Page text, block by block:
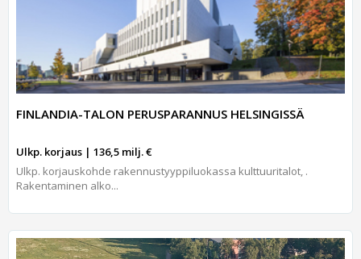
FINLANDIA-TALON PERUSPARANNUS HELSINGISSÄ
Ulkp. korjaus | 136,5 milj. €
Ulkp. korjauskohde rakennustyyppiluokassa kulttuuritalot, .
Rakentaminen alko...